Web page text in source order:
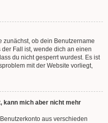
zunächst, ob dein Benutzername
Fall ist, wende dich an einen
du nicht gesperrt wurdest. Es ist
mit der Website vorliegt,
kann mich aber nicht mehr
aus verschieden